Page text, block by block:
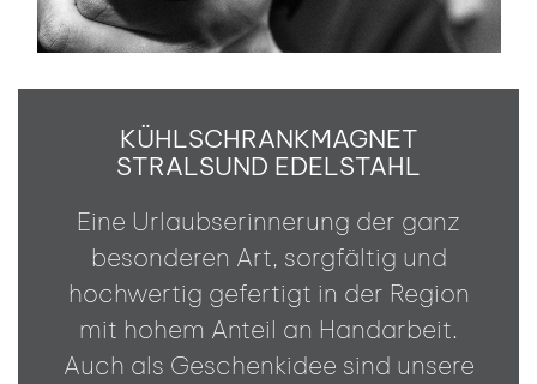
KÜHLSCHRANKMAGNET
STRALSUND EDELSTAHL
Eine Urlaubserinnerung der ganz
besonderen Art, sorgfältig und
hochwertig gefertigt in der Region
mit hohem Anteil an Handarbeit.
Auch als Geschenkidee sind unsere